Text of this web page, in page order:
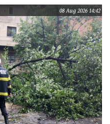
08 Aug 2026 14:42